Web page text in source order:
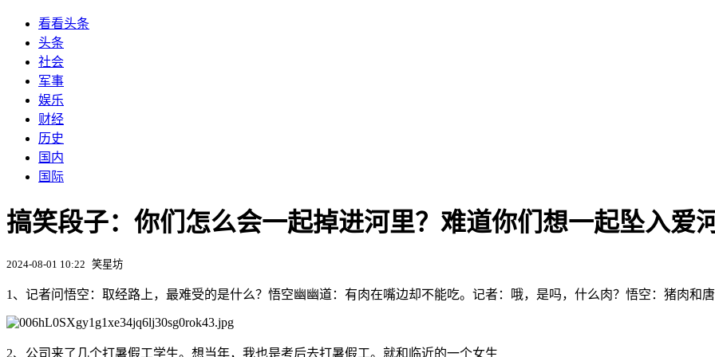
看看头条
头条
社会
军事
娱乐
财经
历史
国内
国际
搞笑段子：你们怎么会一起掉进河里？难道你们想一起坠入爱河
2024-08-01 10:22 笑星坊
1、记者问悟空：取经路上，最难受的是什么？悟空幽幽道：有肉在嘴边却不能吃。记者：哦，是吗，什么肉？悟空：猪肉和唐
2、公司来了几个打暑假工学生。想当年，我也是考后去打暑假工。就和临近的一个女生